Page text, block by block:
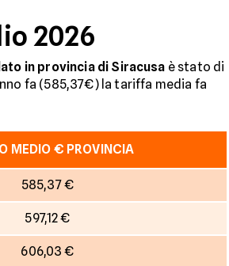
2026
in provincia di Siracusa è stato di
fa (585,37€) la tariffa media fa
MEDIO € PROVINCIA
585,37 €
597,12 €
606,03 €